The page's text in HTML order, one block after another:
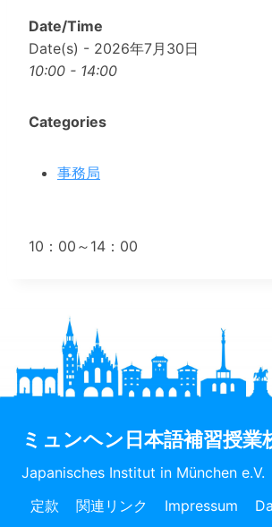
Date/Time
Date(s) - 2026年7月30日
10:00 - 14:00
Categories
事務局
10：00～14：00
ミュンヘン日本語補習授業
Japanisches Institut in München e.V.
定款
関連リンク Impressum